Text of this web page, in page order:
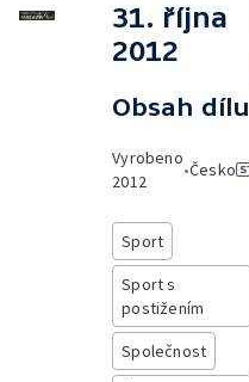
31. října
2012
Obsah dílu
Vyrobeno
2012
•Česko
Sport
Sport s
postižením
Společnost